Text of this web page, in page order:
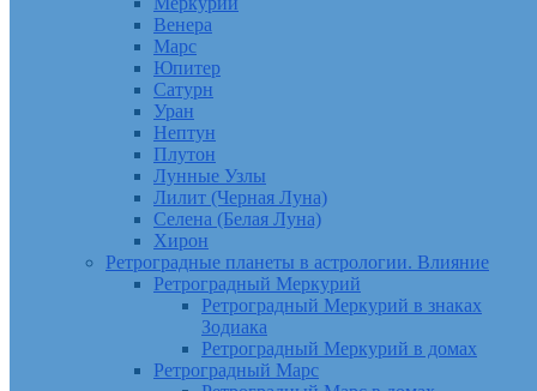
Венера
Марс
Юпитер
Сатурн
Уран
Нептун
Плутон
Лунные Узлы
Лилит (Черная Луна)
Селена (Белая Луна)
Хирон
Ретроградные планеты в астрологии. Влияние
Ретроградный Меркурий
Ретроградный Меркурий в знаках
Зодиака
Ретроградный Меркурий в домах
Ретроградный Марс